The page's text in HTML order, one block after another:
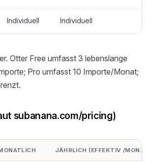
Individuell Individuell
Otter Free umfasst 3 lebenslange
Pro umfasst 10 Importe/Monat;
subanana.com/pricing)
JÄHRLICH (EFFEKTIV /MON.)